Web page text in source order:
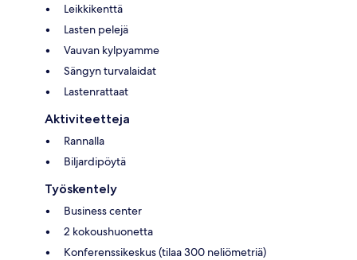
Leikkikenttä
Lasten pelejä
Vauvan kylpyamme
Sängyn turvalaidat
Lastenrattaat
Aktiviteetteja
Rannalla
Biljardipöytä
Työskentely
Business center
2 kokoushuonetta
Konferenssikeskus (tilaa 300 neliömetriä)